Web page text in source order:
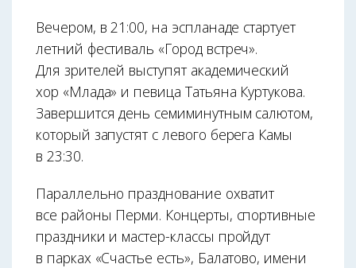
Вечером, в 21:00, на эспланаде стартует
летний фестиваль «Город встреч».
Для зрителей выступят академический
хор «Млада» и певица Татьяна Куртукова.
Завершится день семиминутным салютом,
который запустят с левого берега Камы
в 23:30.
Параллельно празднование охватит
все районы Перми. Концерты, спортивные
праздники и мастер-классы пройдут
в парках «Счастье есть», Балатово, имени